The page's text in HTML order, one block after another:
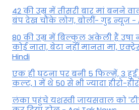
42 की उम्र में तीसरी बार मां बनने
बंप देख चौंके लोग, बोलीं- गुड न्यूज -
80 की उम्र में बिल्कुल अकेली हैं उषा
कोई नाता, बेटा नहीं मानता मां,
Hindi
एक ही घटना पर बनी 5 फिल्में, 3
कल्ट, 1 में थे 50 से भी ज्यादा हीरो-
लंका पहुंचे यशस्वी जायसवाल को